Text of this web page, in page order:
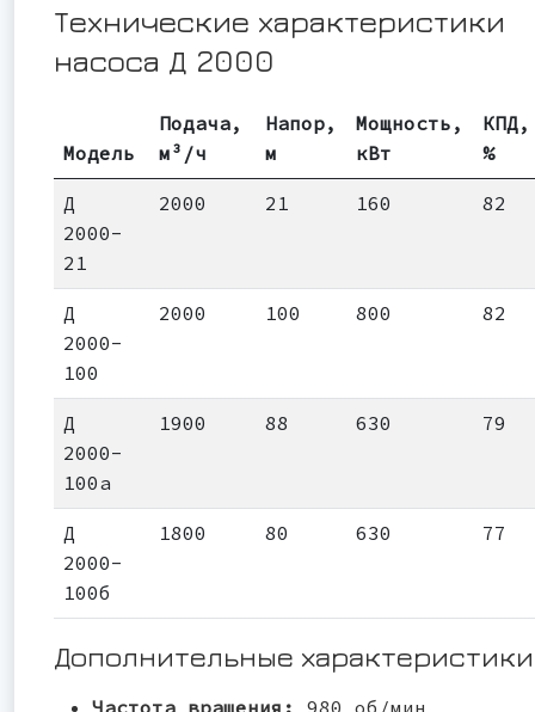
Технические характеристики
насоса Д 2000
Модель
Подача,
м³/ч
Напор,
м
Мощность,
кВт
КПД,
%
Д
2000-
21
2000 21 160 82
Д
2000-
100
2000 100 800 82
Д
2000-
100а
1900 88 630 79
Д
2000-
100б
1800 80 630 77
Дополнительные характеристики
Частота вращения: 980 об/мин